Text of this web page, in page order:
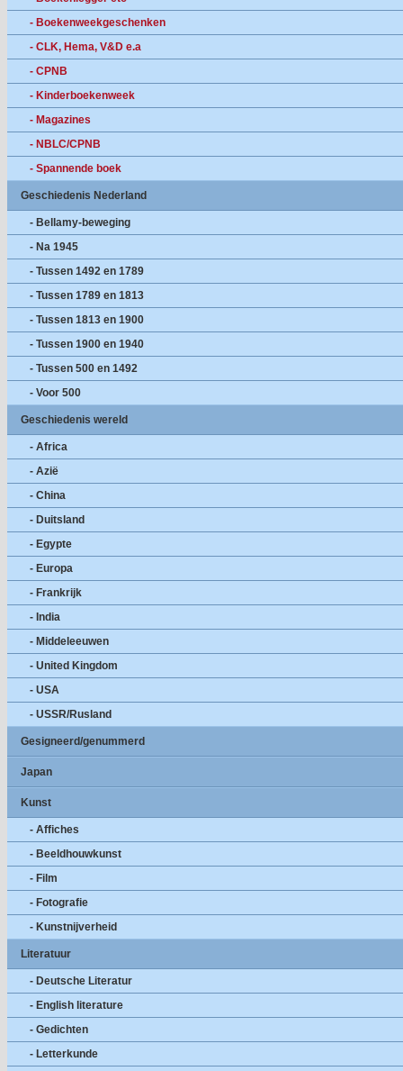
- Boekenweekgeschenken
- CLK, Hema, V&D e.a
- CPNB
- Kinderboekenweek
- Magazines
- NBLC/CPNB
- Spannende boek
Geschiedenis Nederland
- Bellamy-beweging
- Na 1945
- Tussen 1492 en 1789
- Tussen 1789 en 1813
- Tussen 1813 en 1900
- Tussen 1900 en 1940
- Tussen 500 en 1492
- Voor 500
Geschiedenis wereld
- Africa
- Azië
- China
- Duitsland
- Egypte
- Europa
- Frankrijk
- India
- Middeleeuwen
- United Kingdom
- USA
- USSR/Rusland
Gesigneerd/genummerd
Japan
Kunst
- Affiches
- Beeldhouwkunst
- Film
- Fotografie
- Kunstnijverheid
Literatuur
- Deutsche Literatur
- English literature
- Gedichten
- Letterkunde